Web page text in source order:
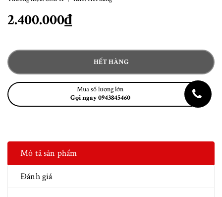
2.400.000₫
HẾT HÀNG
Mua số lượng lớn
Gọi ngay 0943845460
Mô tả sản phẩm
Đánh giá